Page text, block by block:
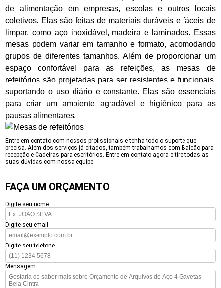
de alimentação em empresas, escolas e outros locais
coletivos. Elas são feitas de materiais duráveis e fáceis de
limpar, como aço inoxidável, madeira e laminados. Essas
mesas podem variar em tamanho e formato, acomodando
grupos de diferentes tamanhos. Além de proporcionar um
espaço confortável para as refeições, as mesas de
refeitórios são projetadas para ser resistentes e funcionais,
suportando o uso diário e constante. Elas são essenciais
para criar um ambiente agradável e higiênico para as
pausas alimentares.
Entre em contato com nossos profissionais e tenha todo o suporte que
precisa. Além dos serviços já citados, também trabalhamos com Balcão para
recepção e Cadeiras para escritórios. Entre em contato agora e tire todas as
suas dúvidas com nossa equipe.
FAÇA UM ORÇAMENTO
Digite seu nome
Digite seu email
Digite seu telefone
Mensagem